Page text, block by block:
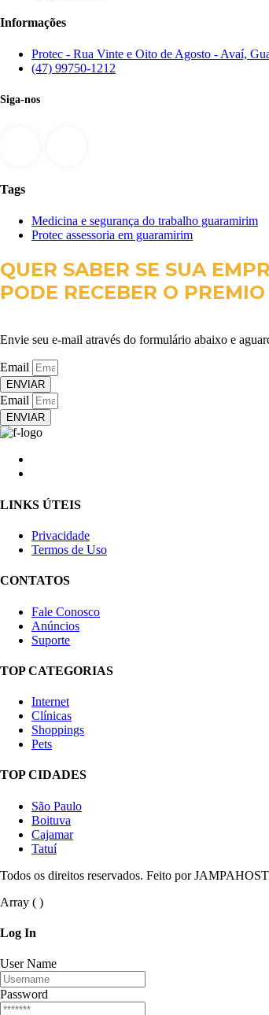
Informações
Protec - Rua Vinte e Oito de Agosto - Avaí,
(47) 99750-1212
Siga-nos
Tags
Medicina e segurança do trabalho guaramirim
Protec assessoria em guaramirim
QUER SABER SE SUA
PODE RECEBER O
Envie seu e-mail através do formulário abaixo e
Email
ENVIAR
Email
ENVIAR
LINKS ÚTEIS
Privacidade
Termos de Uso
CONTATOS
Fale Conosco
Anúncios
Suporte
TOP CATEGORIAS
Internet
Clínicas
Shoppings
Pets
TOP CIDADES
São Paulo
Boituva
Cajamar
Tatuí
Todos os direitos reservados. Feito por
Array ( )
Log In
User Name
Password